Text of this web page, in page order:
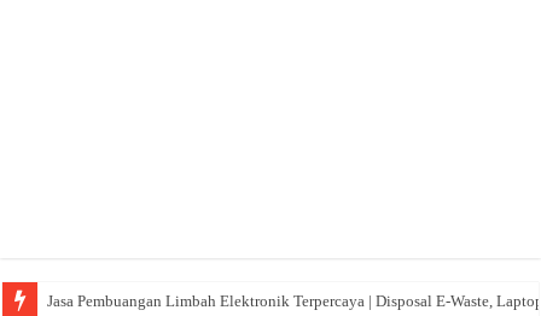
Jasa Pembuangan Limbah Elektronik Terpercaya | Disposal E-Waste,